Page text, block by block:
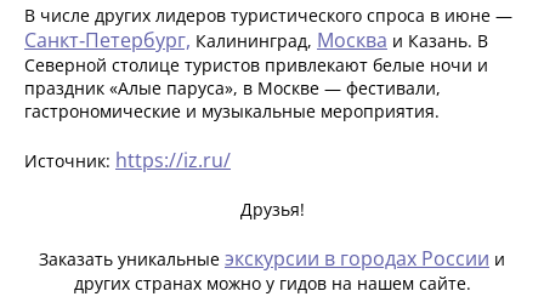
В числе других лидеров туристического спроса в июне —
Санкт‑Петербург, Калининград, Москва и Казань. В
Северной столице туристов привлекают белые ночи и
праздник «Алые паруса», в Москве — фестивали,
гастрономические и музыкальные мероприятия.
Источник: https://iz.ru/
Друзья!
Заказать уникальные экскурсии в городах России и
других странах можно у гидов на нашем сайте.